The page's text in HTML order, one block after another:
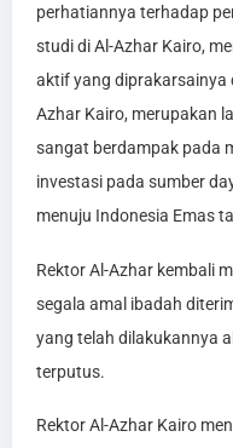
perhatiannya terhadap
studi di Al-Azhar Kairo,
aktif yang diprakarsainya
Azhar Kairo, merupakan
sangat berdampak pada
investasi pada sumber
menuju Indonesia Emas
Rektor Al-Azhar kembali
segala amal ibadah
yang telah dilakukannya
terputus.
Rektor Al-Azhar Kairo